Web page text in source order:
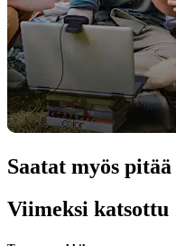
Saatat myös
Viimeksi katsottu